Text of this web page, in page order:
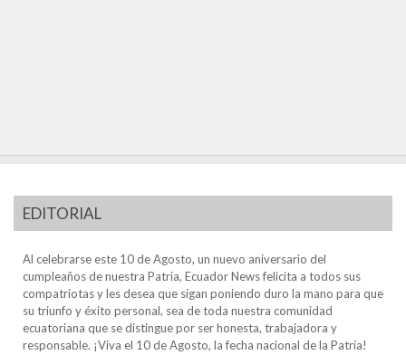
EDITORIAL
Al celebrarse este 10 de Agosto, un nuevo aniversario del
cumpleaños de nuestra Patria, Ecuador News felicita a todos sus
compatriotas y les desea que sigan poniendo duro la mano para que
su triunfo y éxito personal, sea de toda nuestra comunidad
ecuatoriana que se distingue por ser honesta, trabajadora y
responsable. ¡Viva el 10 de Agosto, la fecha nacional de la Patria!